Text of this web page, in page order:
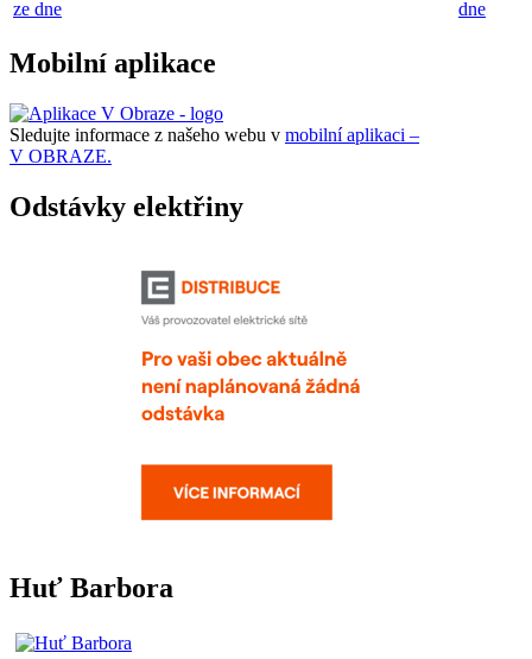
ze dne
dne
Mobilní aplikace
Sledujte informace z našeho webu v mobilní aplikaci –
V OBRAZE.
Odstávky elektřiny
Huť Barbora